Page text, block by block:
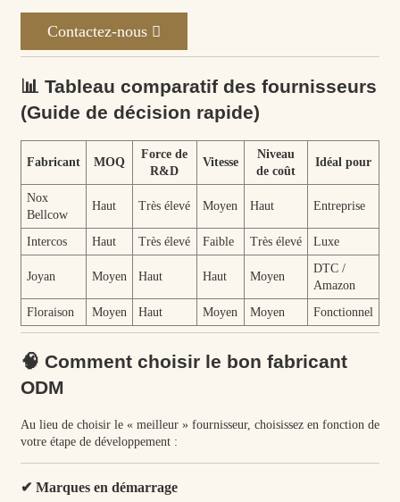
Contactez-nous
📊 Tableau comparatif des fournisseurs
(Guide de décision rapide)
Fabricant MOQ
Force de
R&D
Vitesse
Niveau
de coût
Idéal pour
Nox
Bellcow
Haut Très élevé Moyen Haut Entreprise
Intercos Haut Très élevé Faible Très élevé Luxe
Joyan Moyen Haut Haut Moyen
DTC /
Amazon
Floraison
Moyen Haut Moyen Moyen Fonctionnel
🧠 Comment choisir le bon fabricant
ODM
Au lieu de choisir le « meilleur » fournisseur, choisissez en fonction de
votre étape de développement :
✔ Marques en démarrage